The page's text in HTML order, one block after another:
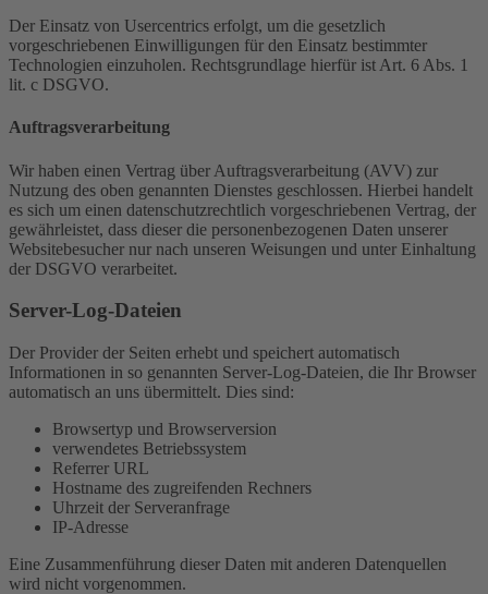
Der Einsatz von Usercentrics erfolgt, um die gesetzlich
vorgeschriebenen Einwilligungen für den Einsatz bestimmter
Technologien einzuholen. Rechtsgrundlage hierfür ist Art. 6 Abs. 1
lit. c DSGVO.
Auftragsverarbeitung
Wir haben einen Vertrag über Auftragsverarbeitung (AVV) zur
Nutzung des oben genannten Dienstes geschlossen. Hierbei handelt
es sich um einen datenschutzrechtlich vorgeschriebenen Vertrag, der
gewährleistet, dass dieser die personenbezogenen Daten unserer
Websitebesucher nur nach unseren Weisungen und unter Einhaltung
der DSGVO verarbeitet.
Server-Log-Dateien
Der Provider der Seiten erhebt und speichert automatisch
Informationen in so genannten Server-Log-Dateien, die Ihr Browser
automatisch an uns übermittelt. Dies sind:
Browsertyp und Browserversion
verwendetes Betriebssystem
Referrer URL
Hostname des zugreifenden Rechners
Uhrzeit der Serveranfrage
IP-Adresse
Eine Zusammenführung dieser Daten mit anderen Datenquellen
wird nicht vorgenommen.